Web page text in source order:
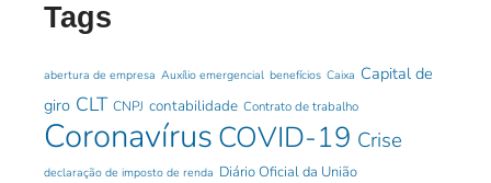
Tags
abertura de empresa Auxílio emergencial benefícios Caixa Capital de
giro CLT CNPJ contabilidade Contrato de trabalho
Coronavírus COVID-19 Crise
declaração de imposto de renda Diário Oficial da União